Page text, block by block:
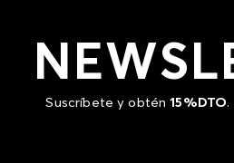
Suscríbete y obtén15%DTO.